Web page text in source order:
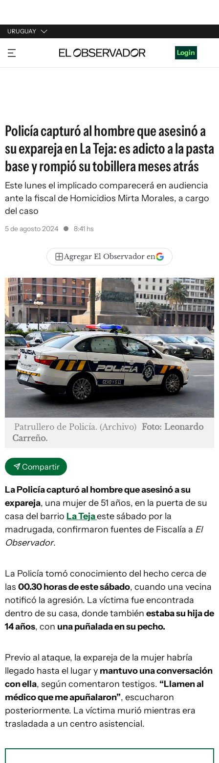
URUGUAY
URUGUAY
ARGENTINA
Login
Policía capturó al hombre que asesinó a
su expareja en La Teja: es adicto a la pasta
base y rompió su tobillera meses atrás
Este lunes el implicado comparecerá en audiencia
ante la fiscal de Homicidios Mirta Morales, a cargo
del caso
5 de agosto 2024 8:41 hs
Agregar El Observador en
Patrullero de Policía. (Archivo) Foto: Leonardo
Carreño.
Compartir
La Policía capturó al hombre que asesinó a su
expareja, una mujer de 51 años, en la puerta de su
casa del barrio La Tejaeste sábado por la
madrugada, confirmaron fuentes de Fiscalía a El
Observador.
La Policía tomó conocimiento del hecho cerca de
las 00.30 horas de este sábado, cuando una vecina
notificó la agresión. La víctima fue encontrada
dentro de su casa, donde también estaba su hija de
14 años, con una puñalada en su pecho.
Previo al ataque, la expareja de la mujer habría
llegado hasta el lugar y mantuvo una conversación
con ella, según comentaron testigos. “Llamen al
médico que me apuñalaron”, escucharon
posteriormente. La víctima murió mientras era
trasladada a un centro asistencial.